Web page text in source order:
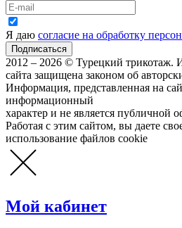
Я даю согласие на обработку
2012 – 2026 © Турецкий трикотаж.
сайта защищена законом об
Информация, представленная на
информационный
характер и не является публичной
Работая с этим сайтом, вы даете
использование файлов cookie
Мой кабинет